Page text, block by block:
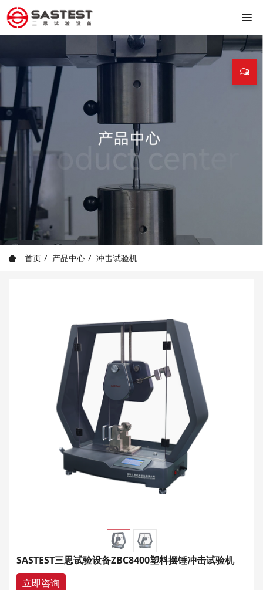
首页 产品中心 冲击试验机
SASTEST三思试验设备ZBC8400塑料摆锤冲击试验机
立即咨询